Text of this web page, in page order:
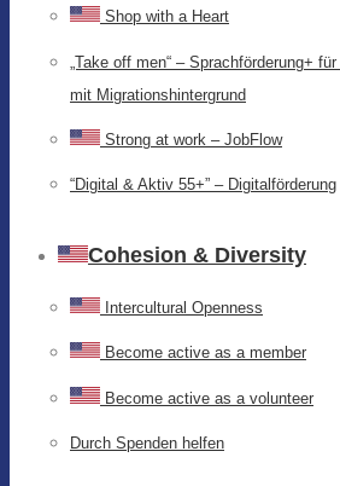
Shop with a Heart
„Take off men“ – Sprachförderung+
mit Migrationshintergrund
Strong at work – JobFlow
“Digital & Aktiv 55+” – Digitalförderung
Cohesion & Diversity
Intercultural Openness
Become active as a member
Become active as a volunteer
Durch Spenden helfen